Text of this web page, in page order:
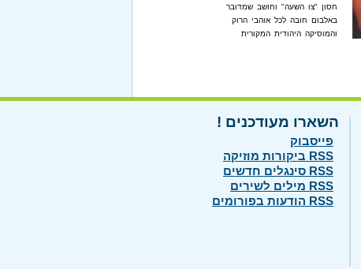
חסון "צו השעה" וחושב שמדובר
באלבום חובה לכל אוהבי הרוק
והמוסיקה היהודית המקורית
השארו מעודכנים !
פייסבוק
RSS ביקורות מוזיקה
RSS סינגלים חדשים
RSS מילים לשירים
RSS הודעות בפורומים